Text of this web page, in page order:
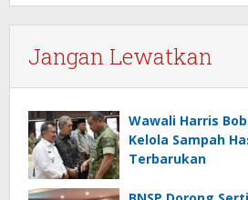
Jangan Lewatkan
Wawali Harris
Kelola Sampah
Terbarukan